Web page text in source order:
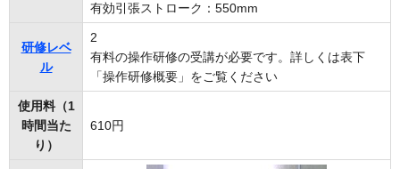
有効引張ストローク：550mm
研修レベ
ル
2
有料の操作研修の受講が必要です。詳しくは表下
「操作研修概要」をご覧ください
使用料（1
時間当た
り）
610円